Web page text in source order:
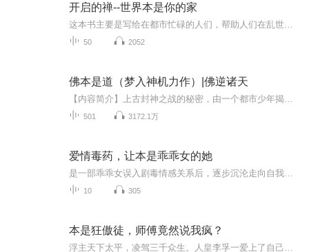
开启的禅--世界本是你的家
50 2052
佛本是道（梦入神机力作）|佛逆诸天
501 3172.1万
爱情毒药，让本是乖乖女的她
10 305
本是狂傲徒，师傅竟然说我疯？